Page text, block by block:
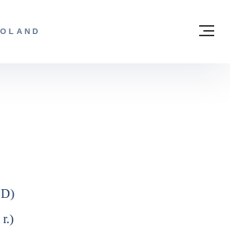
FOR TRADE - STRONA
r.)